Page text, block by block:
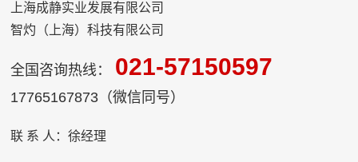
上海成静实业发展有限公司
智灼（上海）科技有限公司
全国咨询热线： 021-57150597
17765167873（微信同号）
联 系 人：徐经理